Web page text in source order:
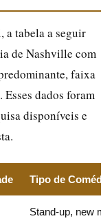
a tabela a seguir
de Nashville com
faixa
dados foram
disponíveis e
Tipo de Comédia
Stand-up, new